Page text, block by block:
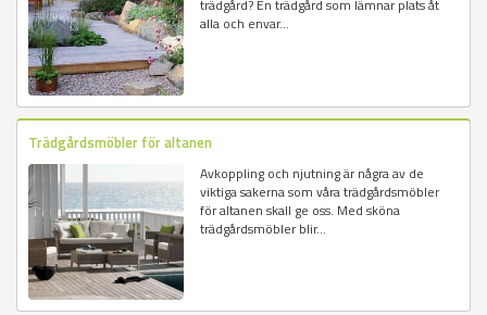
trädgård? En trädgård som lämnar plats åt
alla och envar...
Trädgårdsmöbler för altanen
Avkoppling och njutning är några av de
viktiga sakerna som våra trädgårdsmöbler
för altanen skall ge oss. Med sköna
trädgårdsmöbler blir...